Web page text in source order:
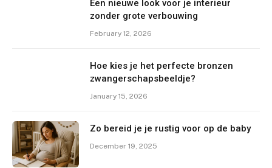
Een nieuwe look voor je interieur
zonder grote verbouwing
February 12, 2026
Hoe kies je het perfecte bronzen
zwangerschapsbeeldje?
January 15, 2026
Zo bereid je je rustig voor op de baby
December 19, 2025